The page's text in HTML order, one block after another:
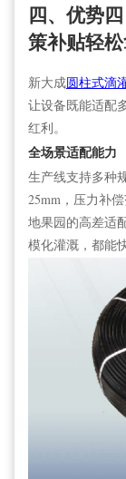
四、优势
策补贴轻
新大成圆柱式滴
让设备既能适配
红利。
全场景适配能力
生产线支持多种
25mm，压力补
地果园的高差适
模化灌溉，都能